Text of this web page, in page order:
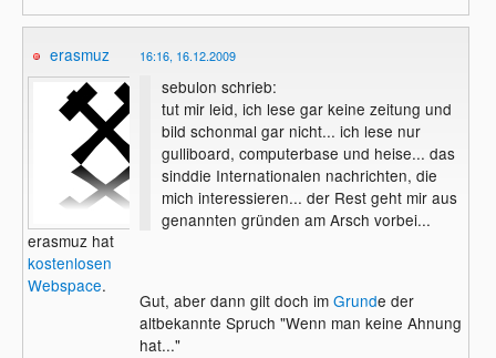
erasmuz
erasmuz hat
kostenlosen
Webspace.
16:16, 16.12.2009
sebulon schrieb:
tut mir leid, ich lese gar keine zeitung und
bild schonmal gar nicht... ich lese nur
gulliboard, computerbase und heise... das
sinddie Internationalen nachrichten, die
mich interessieren... der Rest geht mir aus
genannten gründen am Arsch vorbei...
Gut, aber dann gilt doch im Grunde der
altbekannte Spruch "Wenn man keine Ahnung
hat..."